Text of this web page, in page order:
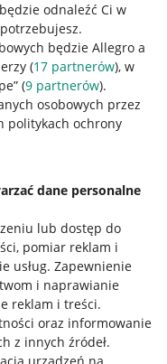
odnaleźć Ci w
będzie Allegro a
(17 partnerów), w
(9 partnerów).
osobowych przez
politykach ochrony
dane personalne
lub dostęp do
pomiar reklam i
usług. Zapewnienie
i naprawianie
reklam i treści.
oraz informowanie
z innych źródeł.